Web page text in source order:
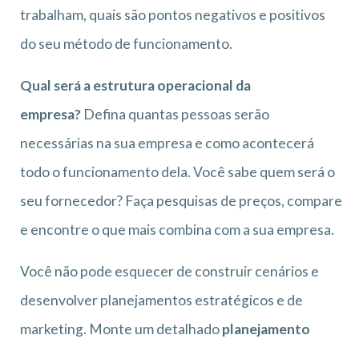
trabalham, quais são pontos negativos e positivos
do seu método de funcionamento.
Qual será a estrutura operacional da
empresa? Defina quantas pessoas serão
necessárias na sua empresa e como acontecerá
todo o funcionamento dela. Você sabe quem será o
seu fornecedor? Faça pesquisas de preços, compare
e encontre o que mais combina com a sua empresa.
Você não pode esquecer de construir cenários e
desenvolver planejamentos estratégicos e de
marketing. Monte um detalhadoplanejamento